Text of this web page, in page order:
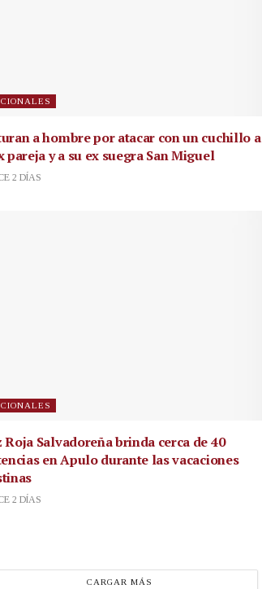
a hombre por atacar con un cuchillo a
pareja y a su ex suegra San Miguel
2 DÍAS
Roja Salvadoreña brinda cerca de 40
en Apulo durante las vacaciones
2 DÍAS
CARGAR MÁS